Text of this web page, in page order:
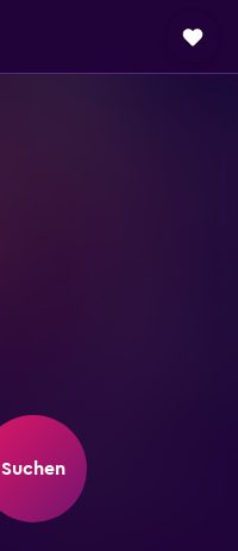
Suchen